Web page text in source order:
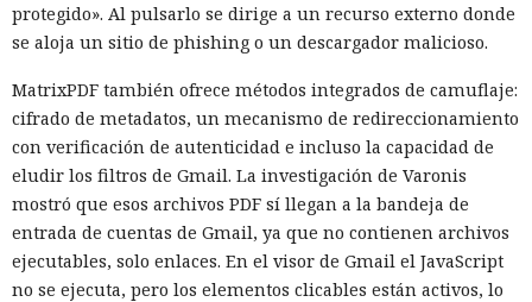
protegido». Al pulsarlo se dirige a un recurso externo donde
se aloja un sitio de phishing o un descargador malicioso.
MatrixPDF también ofrece métodos integrados de camuflaje:
cifrado de metadatos, un mecanismo de redireccionamiento
con verificación de autenticidad e incluso la capacidad de
eludir los filtros de Gmail. La investigación de Varonis
mostró que esos archivos PDF sí llegan a la bandeja de
entrada de cuentas de Gmail, ya que no contienen archivos
ejecutables, solo enlaces. En el visor de Gmail el JavaScript
no se ejecuta, pero los elementos clicables están activos, lo